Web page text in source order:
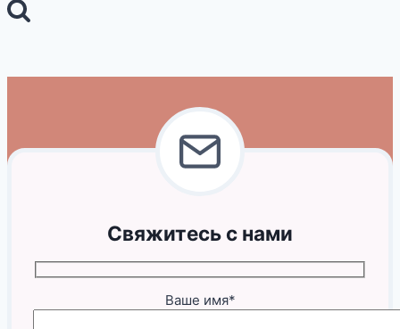
Свяжитесь с нами
Ваше имя*